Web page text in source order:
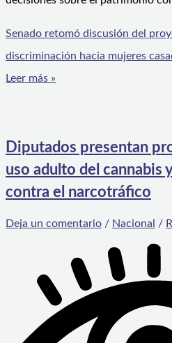
Senado retomó discusión del
discriminación hacia mujeres
Leer más »
Diputados presentan
uso adulto del cannabis
contra el narcotráfico
Deja un comentario / Nacional /